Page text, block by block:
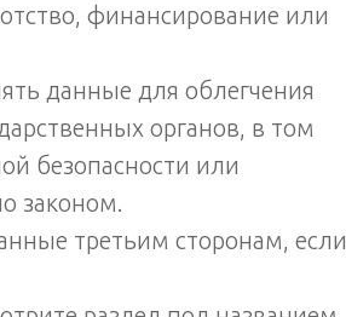
финансирование или
данные для облегчения
органов, в том
безопасности или
законом.
третьим сторонам, если